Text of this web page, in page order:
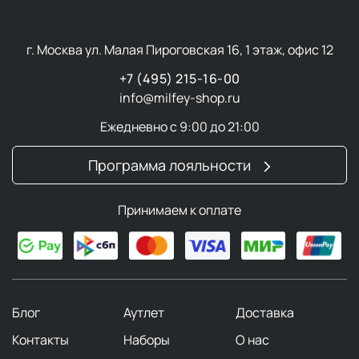
Межзубные ершикис нейлоновым ворсом чистят
защищают десны.
Скребок для языкаудаляет бактерии,
вызывающие неприятный запах. Его используют
утром и вечером.
Премиальные бренды делают акцент на
с ультрамягкой щетиной
рекомендованы после имплантации, а бамбуковые
моделиMontCarotte разлагаются за полгода.
Средства для полости рта
Современные средства ухода за полостью рта
г. Москва ул. Малая Пироговская 16, 1 этаж, офис 12
+7 (495) 215-16-00
info@milfey-shop.ru
Ежедневно с 9:00 до 21:00
Программа лояльности
Принимаем к оплате
Блог Аутлет
Доставка
Контакты
Наборы
О нас